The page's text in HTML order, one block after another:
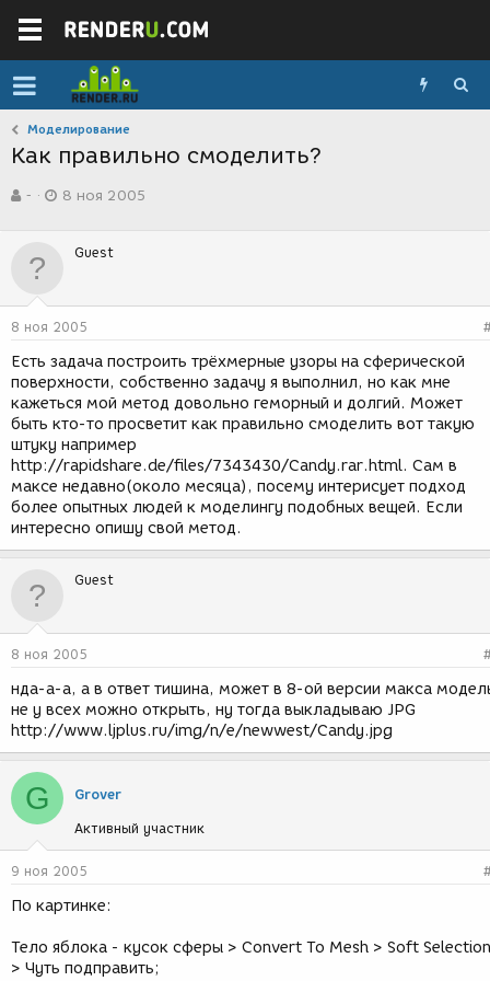
Моделирование
Как правильно смоделить?
в
р
-
а
д
н
и
я
8 ноя 2005
Guest
8 ноя 2005
Есть задача построить трёхмерные узоры на сферической
поверхности, собственно задачу я выполнил, но как мне
кажеться мой метод довольно геморный и долгий. Может
быть кто-то просветит как правильно смоделить вот такую
штуку например
http://rapidshare.de/files/7343430/Candy.rar.html. Сам в
максе недавно(около месяца), посему интерисует подход
более опытных людей к моделингу подобных вещей. Если
интересно опишу свой метод.
Guest
8 ноя 2005
нда-а-а, а в ответ тишина, может в 8-ой версии макса
не у всех можно открыть, ну тогда выкладываю JPG
http://www.ljplus.ru/img/n/e/newwest/Candy.jpg
G Grover
Активный участник
9 ноя 2005
По картинке:
Тело яблока - кусок сферы > Convert To Mesh > Soft Selection
> Чуть подправить;